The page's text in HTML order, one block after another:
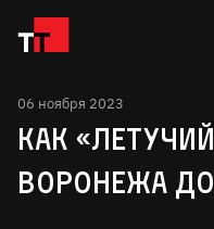
06 ноября 2023
КАК
ВОРОНЕЖА